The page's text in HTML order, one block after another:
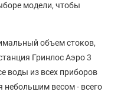
модели, чтобы
объем стоков,
Гринлос Аэро 3
воды из всех приборов
небольшим весом - всего